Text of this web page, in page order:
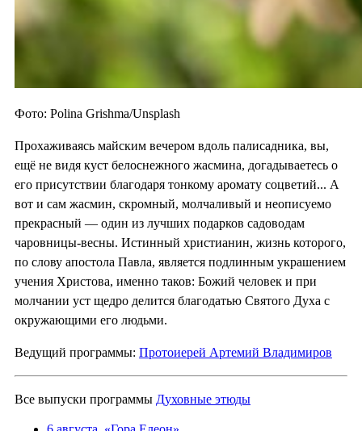
Фото: Polina Grishma/Unsplash
Прохаживаясь майским вечером вдоль палисадника, вы,
ещё не видя куст белоснежного жасмина, догадываетесь о
его присутствии благодаря тонкому аромату соцветий... А
вот и сам жасмин, скромный, молчаливый и неописуемо
прекрасный — один из лучших подарков садоводам
чаровницы-весны. Истинный христианин, жизнь которого,
по слову апостола Павла, является подлинным украшением
учения Христова, именно таков: Божий человек и при
молчании уст щедро делится благодатью Святого Духа с
окружающими его людьми.
Ведущий программы: Протоиерей Артемий Владимиров
Все выпуски программы Духовные этюды